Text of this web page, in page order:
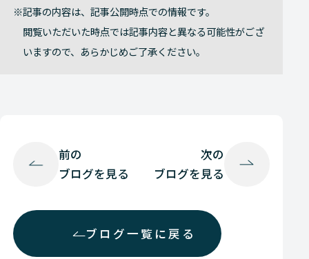
記事の内容は、記事公開時点での情報です。
閲覧いただいた時点では記事内容と異なる可能性がござ
いますので、あらかじめご了承ください。
前の
ブログを見る
ブログ一覧に戻る
次の
ブログを見る